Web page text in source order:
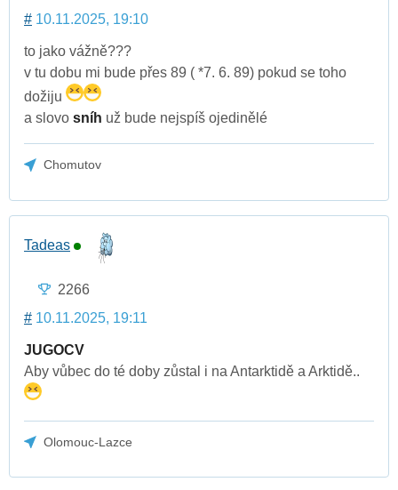
# 10.11.2025, 19:10
to jako vážně???
v tu dobu mi bude přes 89 ( *7. 6. 89) pokud se toho
dožiju
a slovo sníh už bude nejspíš ojedinělé
Chomutov
Tadeas
2266
# 10.11.2025, 19:11
JUGOCV
Aby vůbec do té doby zůstal i na Antarktidě a Arktidě..
Olomouc-Lazce